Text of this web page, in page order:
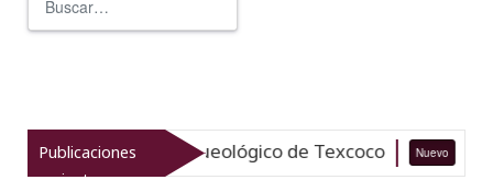
Publicaciones
recientes
el patrimonio arqueológico de Texcoco Nuevo